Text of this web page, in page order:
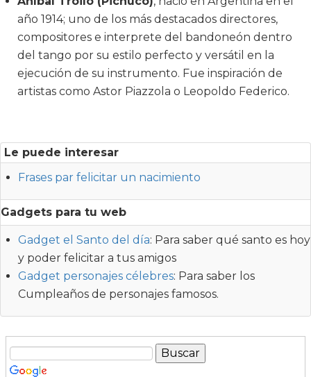
año 1914; uno de los más destacados directores,
compositores e interprete del bandoneón dentro
del tango por su estilo perfecto y versátil en la
ejecución de su instrumento. Fue inspiración de
artistas como Astor Piazzola o Leopoldo Federico.
Le puede interesar
Frases par felicitar un nacimiento
Gadgets para tu web
Gadget el Santo del día: Para saber qué santo es hoy
y poder felicitar a tus amigos
Gadget personajes célebres: Para saber los
Cumpleaños de personajes famosos.